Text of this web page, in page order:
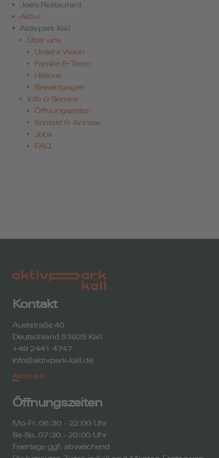
Josi's Restaurant
Aktivi
Aktivpark Kall
Über uns
Unsere Vision
Familie & Team
Historie
Bewertungen
Info & Service
Öffnungszeiten
Kontakt & Anreise
Jobs
FAQ
Kontakt
Auelstraße 40
Deutschland 53925 Kall
+49 2441 4747
info@aktivpark-kall.de
ANREISE
Öffnungszeiten
Mo-Fr. 06:30 - 22:00 Uhr
Sa-So. 07:30 - 20:00 Uhr
Feiertage ggf. abweichend